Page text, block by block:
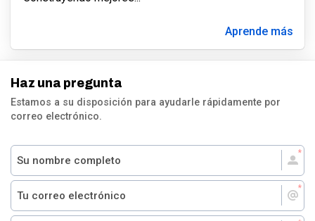
Aprende más
Haz una pregunta
Estamos a su disposición para ayudarle rápidamente por
correo electrónico.